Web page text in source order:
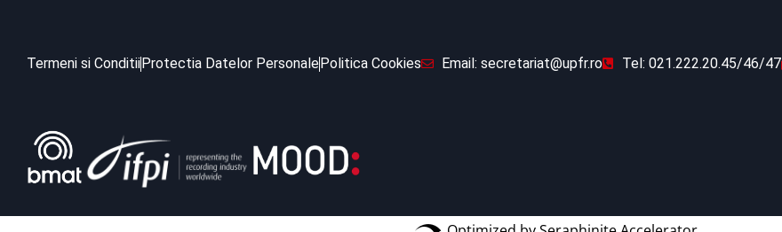
Termeni si Conditii Protectia Datelor Personale Politica Cookies Email: secretariat@upfr.ro Tel: 021.222.20.45/46/47